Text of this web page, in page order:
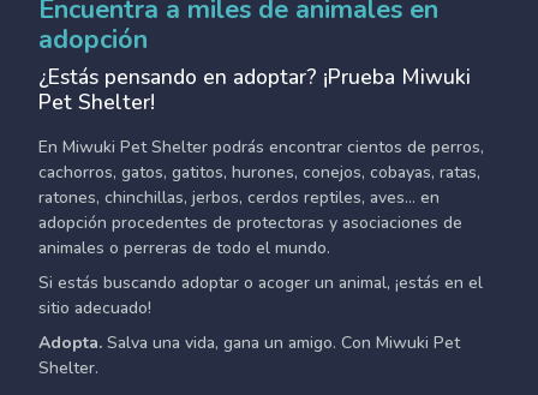
Encuentra a miles de animales en
adopción
¿Estás pensando en adoptar? ¡Prueba Miwuki
Pet Shelter!
En Miwuki Pet Shelter podrás encontrar cientos de perros,
cachorros, gatos, gatitos, hurones, conejos, cobayas, ratas,
ratones, chinchillas, jerbos, cerdos reptiles, aves... en
adopción procedentes de protectoras y asociaciones de
animales o perreras de todo el mundo.
Si estás buscando adoptar o acoger un animal, ¡estás en el
sitio adecuado!
Adopta. Salva una vida, gana un amigo. Con Miwuki Pet
Shelter.